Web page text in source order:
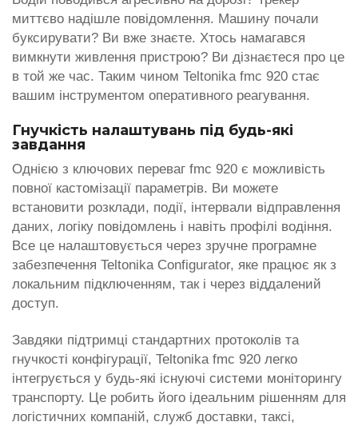
миттєво надішле повідомлення. Машину почали
буксирувати? Ви вже знаєте. Хтось намагався
вимкнути живлення пристрою? Ви дізнаєтеся про це
в той же час. Таким чином Teltonika fmc 920 стає
вашим інструментом оперативного реагування.
Гнучкість налаштувань під будь-які
завдання
Однією з ключових переваг fmc 920 є можливість
повної кастомізації параметрів. Ви можете
встановити розклади, події, інтервали відправлення
даних, логіку повідомлень і навіть профілі водіння.
Все це налаштовується через зручне програмне
забезпечення Teltonika Configurator, яке працює як з
локальним підключенням, так і через віддалений
доступ.
Завдяки підтримці стандартних протоколів та
гнучкості конфігурації, Teltonika fmc 920 легко
інтегрується у будь-які існуючі системи моніторингу
транспорту. Це робить його ідеальним рішенням для
логістичних компаній, служб доставки, таксі,